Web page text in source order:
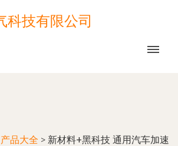
科技有限公司
产品大全 > 新材料+黑科技 通用汽车加速